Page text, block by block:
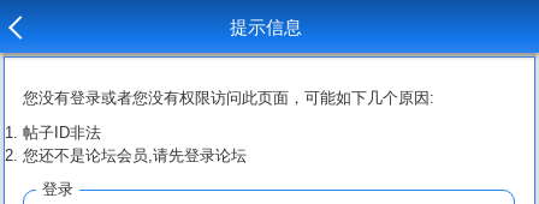
提示信息
您没有登录或者您没有权限访问此页面，可能如下几个原因:
帖子ID非法
您还不是论坛会员,请先登录论坛
登录